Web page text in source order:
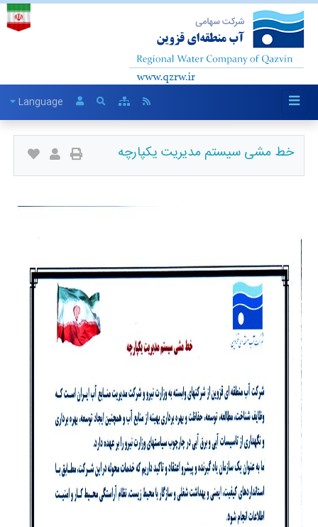
Language
خط مشی سیستم مدیریت یکپارچه